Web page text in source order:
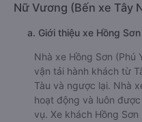
Nữ Vương (Bến xe Tây
a. Giới thiệu xe Hồng
Nhà xe Hồng Sơn (Phú
vận tải hành khách từ
Tàu và ngược lại. Nhà
hoạt động và luôn
vụ. Xe khách Hồng